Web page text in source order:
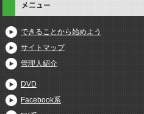
メニュー
できることから始めよう
サイトマップ
管理人紹介
DVD
Facebook系